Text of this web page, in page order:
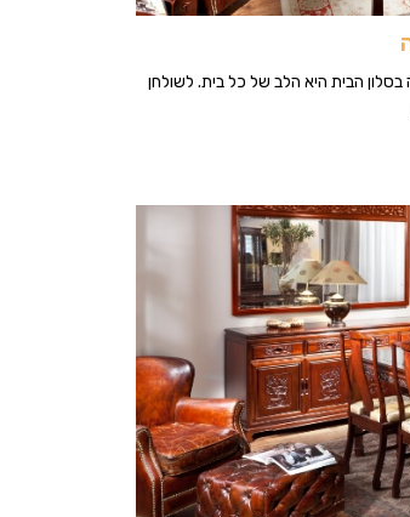
בסלון הבית היא הלב של כל בית. לשולחן